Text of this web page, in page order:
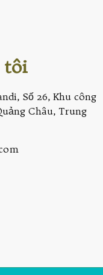
tôi
Số 26, Khu công
Châu, Trung